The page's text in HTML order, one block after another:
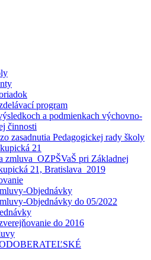
program
a podmienkach výchovno-
činnosti
zasadnutia Pedagogickej rady školy
21
zmluva_OZPŠVaŠ pri Základnej
21, Bratislava_2019
Objednávky
Objednávky do 05/2022
do 2016